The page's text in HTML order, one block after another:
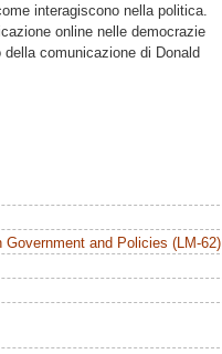
interagiscono nella politica.
online nelle democrazie
comunicazione di Donald
and Policies (LM-62)